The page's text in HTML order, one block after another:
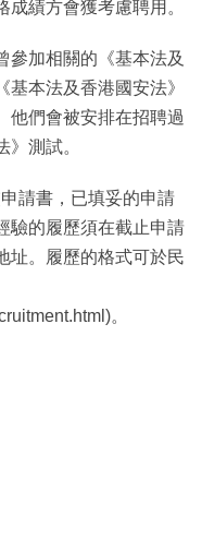
績方會獲考慮聘用。
參加相關的《基本法及
本法及香港國安法》
他們會被安排在招聘過
測試。
請書，已填妥的申請
驗的履歷須在截止申請
址。履歷的格式可於民
。